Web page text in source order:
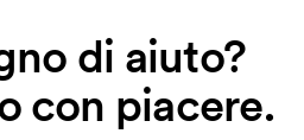
di aiuto?
con piacere.